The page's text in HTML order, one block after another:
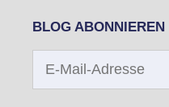
BLOG ABONNIEREN
Mail-